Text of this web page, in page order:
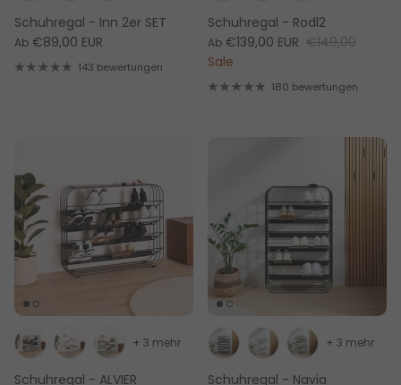
Schuhregal - Inn 2er SET
Ab €89,00 EUR
143 bewertungen
Schuhregal - Rodl2
Ab €139,00 EUR €149,00
Sale
180 bewertungen
Schuhregal - ALVIER
+ 3 mehr
Schuhregal - Navia
+ 3 mehr